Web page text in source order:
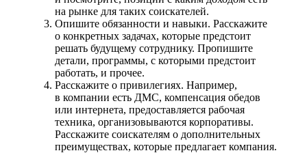
на рынке для таких соискателей.
Опишите обязанности и навыки. Расскажите
о конкретных задачах, которые предстоит
решать будущему сотруднику. Пропишите
детали, программы, с которыми предстоит
работать, и прочее.
Расскажите о привилегиях. Например,
в компании есть ДМС, компенсация обедов
или интернета, предоставляется рабочая
техника, организовываются корпоративы.
Расскажите соискателям о дополнительных
преимуществах, которые предлагает компания.